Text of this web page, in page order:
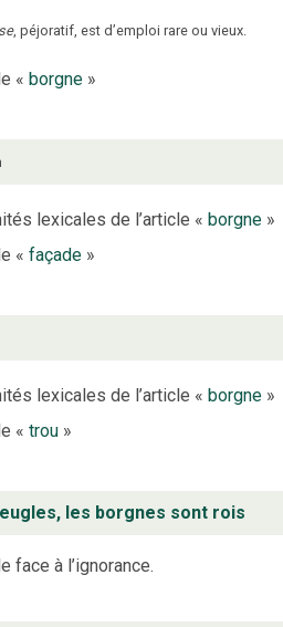
, péjoratif, est d’emploi rare ou vieux.
«borgne »
lexicales de l’article «borgne »
«façade »
lexicales de l’article «borgne »
«trou »
les borgnes sont rois
face à l’ignorance.